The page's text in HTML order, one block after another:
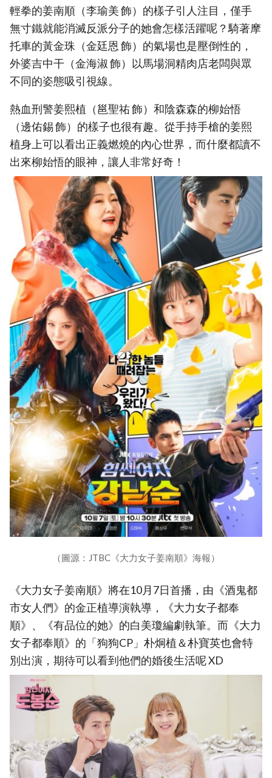
輕拳的姜南順（李瑜美 飾）的樣子引人注目，僅手
無寸鐵就能消滅反派分子的她會怎樣活躍呢？騎著摩
托車的黃金珠（金廷恩 飾）的氣場也是壓倒性的，
外婆吉中干（金海淑 飾）以馬場洞精肉店老闆與眾
不同的姿態吸引視線。
熱血刑警姜熙植（邕聖祐 飾）和陰森森的柳始悟
（邊佑錫 飾）的樣子也很有趣。從手持手槍的姜熙
植身上可以看出正義燃燒的內心世界，而什麼都讀不
出來柳始悟的眼神，讓人非常好奇！
（圖源：JTBC《大力女子姜南順》海報）
《大力女子姜南順》將在10月7日首播，由《酒鬼都
市女人們》的金正植導演執導，《大力女子都奉
順》、《有品位的她》的白美瓊編劇執筆。而《大力
女子都奉順》的「狗狗CP」朴炯植＆朴寶英也會特
別出演，期待可以看到他們的婚後生活呢 XD